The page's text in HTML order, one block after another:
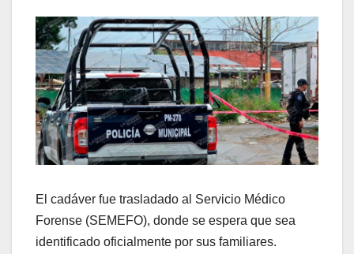
El cadáver fue trasladado al Servicio Médico
Forense (SEMEFO), donde se espera que sea
identificado oficialmente por sus familiares.